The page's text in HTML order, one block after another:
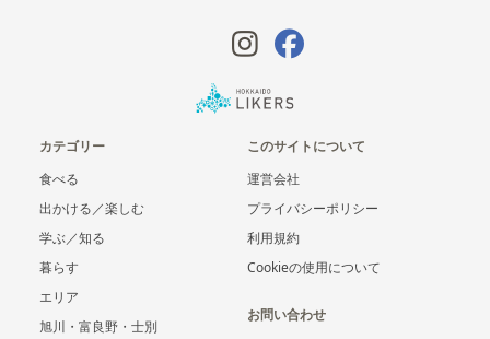
カテゴリー
食べる
出かける／楽しむ
学ぶ／知る
暮らす
エリア
旭川・富良野・士別
このサイトについて
運営会社
プライバシーポリシー
利用規約
Cookieの使用について
お問い合わせ